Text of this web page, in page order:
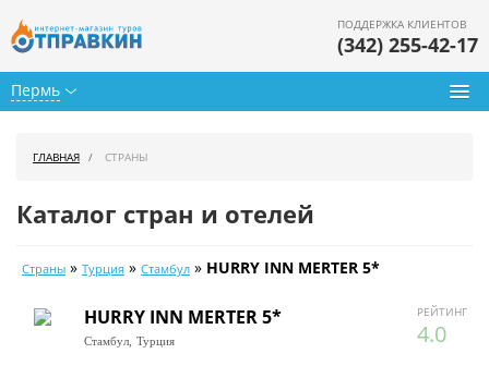
Пермь
ПОДДЕРЖКА КЛИЕНТОВ
(342) 255-42-17
Календарь туров
Цены дня
ГЛАВНАЯ СТРАНЫ
Каталог стран и отелей
Страны » Турция » Стамбул » HURRY INN MERTER 5*
РЕЙТИНГ
4.0
HURRY INN MERTER 5*
Стамбул, Турция